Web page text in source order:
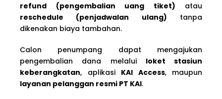
refund (pengembalian uang tiket) atau
reschedule (penjadwalan ulang) tanpa
dikenakan biaya tambahan.
Calon penumpang dapat mengajukan
pengembalian dana melalui loket stasiun
keberangkatan, aplikasi KAI Access, maupun
layanan pelanggan resmi PT KAI.